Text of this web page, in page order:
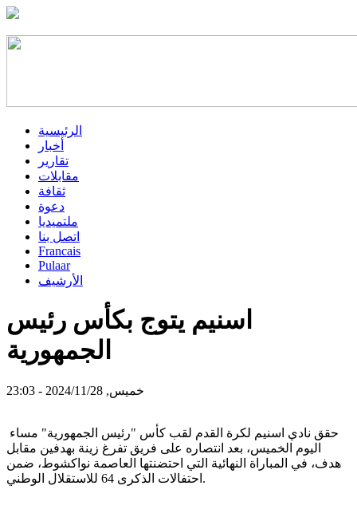
الرئيسية
أخبار
تقارير
مقابلات
ثقافة
دعوة
ملتميديا
اتصل بنا
Francais
Pulaar
الأرشيف
اسنيم يتوج بكأس رئيس
الجمهورية
خميس, 2024/11/28 - 23:03
اليوم الخميس، بعد انتصاره على فريق تفرغ زينة بهدفين مقابل
هدف، في المباراة النهائية التي احتضنتها العاصمة نواكشوط، ضمن
احتفالات الذكرى 64 للاستقلال الوطني.